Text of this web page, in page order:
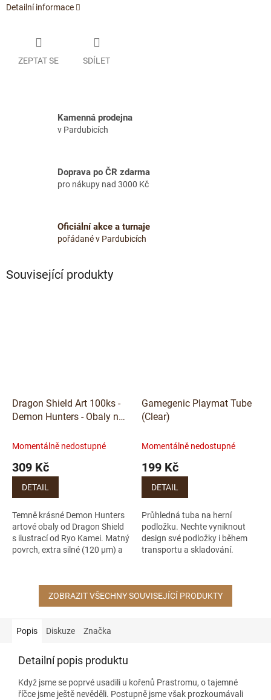
Detailní informace
ZEPTAT SE SDÍLET
Kamenná prodejna
v Pardubicích
Doprava po ČR zdarma
pro nákupy nad 3000 Kč
Oficiální akce a turnaje
pořádané v Pardubicích
Související produkty
Dragon Shield Art 100ks -
Demon Hunters - Obaly na
Momentálně nedostupné
309 Kč
DETAIL
Temně krásné Demon Hunters
artové obaly od Dragon Shield
s ilustrací od Ryo Kamei. Matný
povrch, extra silné (120 µm) a
Gamegenic Playmat Tube
(Clear)
Momentálně nedostupné
199 Kč
DETAIL
Průhledná tuba na herní
podložku. Nechte vyniknout
design své podložky i během
transportu a skladování.
ZOBRAZIT VŠECHNY SOUVISEJÍCÍ PRODUKTY
Popis Diskuze Značka
Detailní popis produktu
Když jsme se poprvé usadili u kořenů Prastromu, o tajemné
říčce jsme ještě nevěděli. Postupně jsme však prozkoumávali